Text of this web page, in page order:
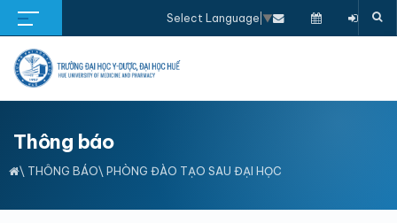
Select Language ▼
Thông báo
\ THÔNG BÁO\ PHÒNG ĐÀO TẠO SAU ĐẠI HỌC